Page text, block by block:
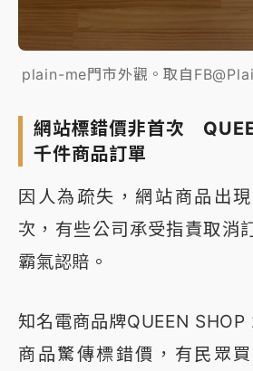
plain-me門市外觀。取自
網站標錯價非首次
千件商品訂單
因人為疏失，網站商品出
次，有些公司承受指責取消
霸氣認賠。
知名電商品牌QUEEN
商品驚傳標錯價，有民眾